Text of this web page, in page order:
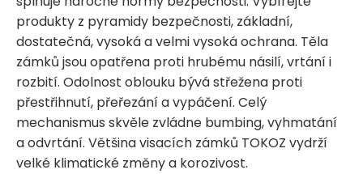
produkty z pyramidy bezpečnosti, základní,
dostatečná, vysoká a velmi vysoká ochrana. Těla
zámků jsou opatřena proti hrubému násilí, vrtání i
rozbití. Odolnost oblouku bývá střežena proti
přestřihnutí, přeřezání a vypáčení. Celý
mechanismus skvěle zvládne bumbing, vyhmatání
a odvrtání. Většina visacích zámků TOKOZ vydrží
velké klimatické změny a korozivost.